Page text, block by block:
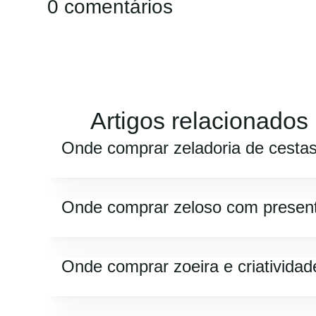
0 comentários
Artigos relacionados
Onde comprar zeladoria de
Onde comprar zeloso com
Onde comprar zoeira e